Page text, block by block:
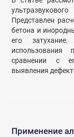
Представлен
бетона и
его
использования
сравнении с
выявления
Применение